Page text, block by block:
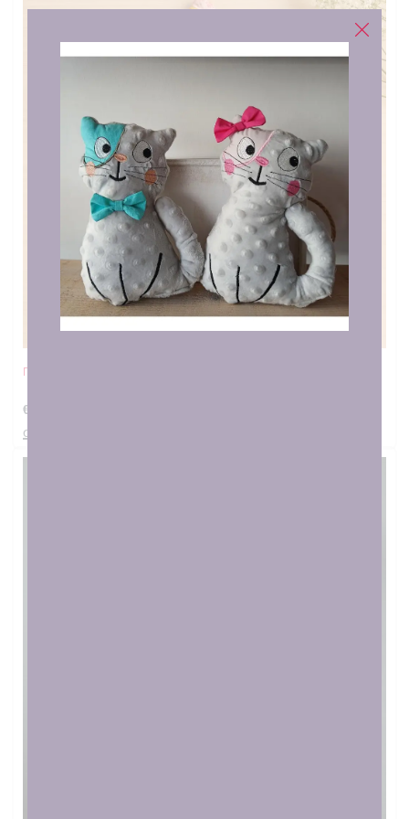
Πετσέτα Προσώπου & Scrunchy Teacher
€
στο καλαθι